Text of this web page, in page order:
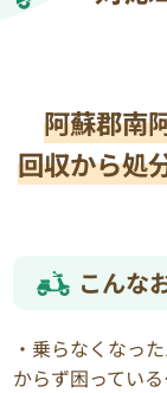
阿蘇郡南
回収から処
こんな
・乗らなくなっ
からず困ってい